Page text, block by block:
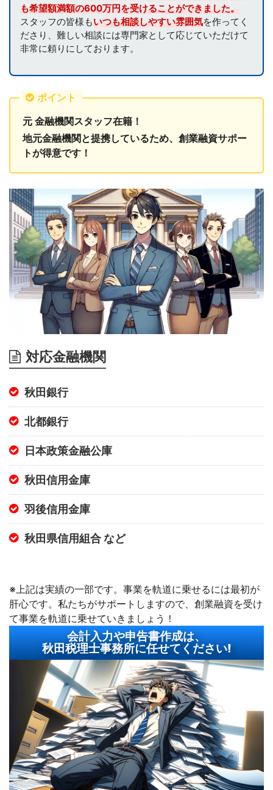
も希望額満額の600万円を受けることができました。
スタッフの皆様もいつも相談しやすい雰囲気を作ってく
ださり、難しい相談には専門家として応じていただけて
非常に頼りにしております。
ポイント
元 金融機関スタッフ在籍！
地元金融機関と提携しているため、創業融資サポー
トが得意です！
対応金融機関
秋田銀行
北都銀行
日本政策金融公庫
秋田信用金庫
羽後信用金庫
秋田県信用組合 など
※上記は実績の一部です。事業を軌道に乗せるには最初が
肝心です。私たちがサポートしますので、創業融資を受け
て事業を軌道に乗せていきましょう！
会計入力や申告書作成は、
秋田税理士事務所に任せてください!